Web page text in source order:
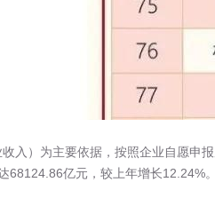
）为主要依据，按照企业自愿申
68124.86亿元，较上年增长